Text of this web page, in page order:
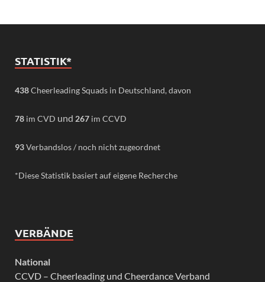
STATISTIK*
438Cheerleading Squads in Deutschland, davon
78 im CVD und 267 im CCVD
93Verbandslos / noch nicht zugeordnet
*Diese Statistik basiert auf eigene Recherche
VERBÄNDE
National
CCVD – Cheerleading und Cheerdance Verband